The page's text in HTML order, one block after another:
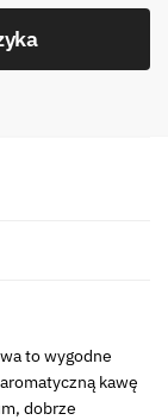
to wygodne
kawę
dobrze